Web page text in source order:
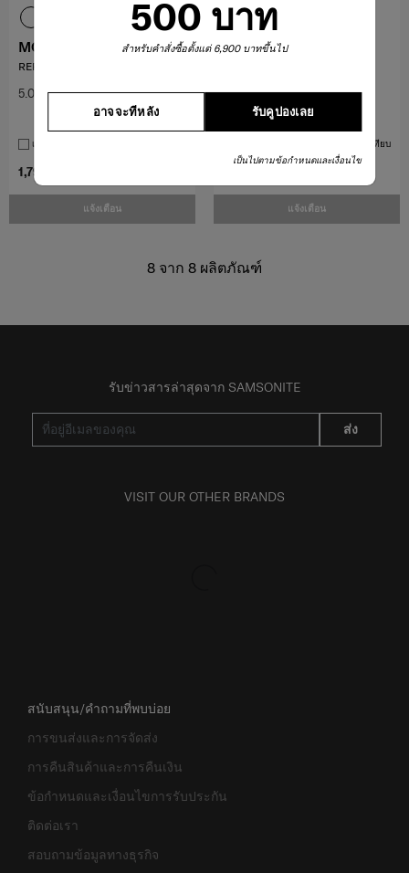
500 บาท
สำหรับคำสั่งซื้อตั้งแต่ 6,900 บาทขึ้นไป
รับคูปองเลย
อาจจะทีหลัง
เป็นไปตามข้อกำหนดและเงื่อนไข
1,794 บาท
แจ้งเตือน
MOVE 5
REPORTER BAG S 2 POCK
5.0 (1)
เปรียบเทียบ
แจ้งเตือน
SACKSQUARE
4.4 (11)
เปรียบเทียบ
8 จาก 8 ผลิตภัณฑ์
รับข่าวสารล่าสุดจาก SAMSONITE
ส่ง
VISIT OUR OTHER BRANDS
สนับสนุน/คำถามที่พบบ่อย
การขนส่งและการจัดส่ง
การคืนสินค้าและการคืนเงิน
ข้อกำหนดและเงื่อนไขการรับประกัน
ติดต่อเรา
สอบถามข้อมูลทางธุรกิจ